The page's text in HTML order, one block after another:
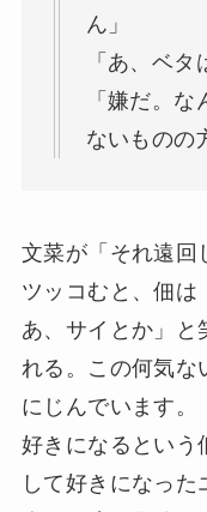
ん」
「あ、ベタ
「嫌だ。
ないものの
文菜が「それ遠回
ツッコむと、佃は
あ、サイとか」と
れる。この何気な
にじんでいます。
好きになるという
して好きになった